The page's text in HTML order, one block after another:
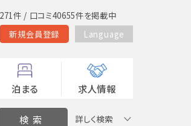
件 / 口コミ40655件を掲載中
新規会員登録 Language
泊まる 求人情報
詳しく検索